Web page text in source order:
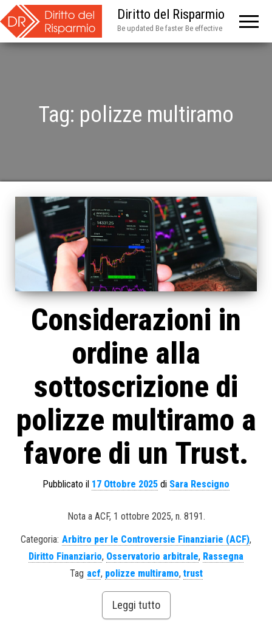
Diritto del Risparmio
Be updated Be faster Be effective
Tag: polizze multiramo
Considerazioni in
ordine alla
sottoscrizione di
polizze multiramo a
favore di un Trust.
Pubblicato il 17 Ottobre 2025 di Sara Rescigno
Nota a ACF, 1 ottobre 2025, n. 8191.
Categoria: Arbitro per le Controversie Finanziarie (ACF),
Diritto Finanziario, Osservatorio arbitrale, Rassegna
Tag acf, polizze multiramo, trust
Leggi tutto